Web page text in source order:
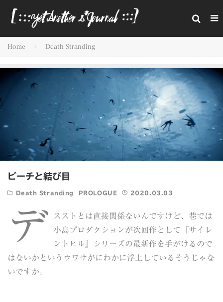
Home Death Stranding
ビーチと結び目
Death Stranding PROLOGUE 2020.03.03
デ
スストとは直接関係ないんですけど、巷では
小島プロダクションが次回作として『サイレ
ントヒル』シリーズの最新作を手がけるので
はないかというウワサがにわかに浮上しているそうじゃな
いですか。